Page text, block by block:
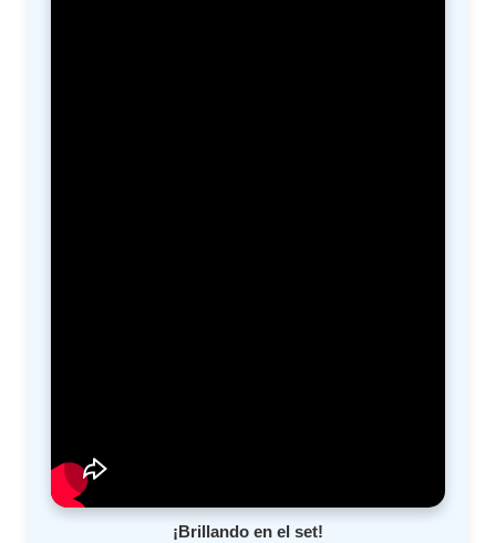
¡Brillando en el set!